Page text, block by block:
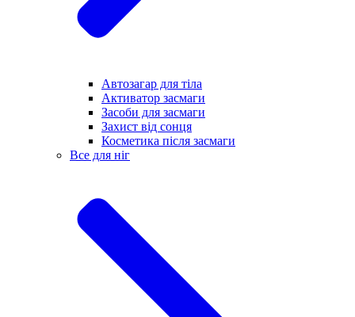
Автозагар для тіла
Активатор засмаги
Засоби для засмаги
Захист від сонця
Косметика після засмаги
Все для ніг